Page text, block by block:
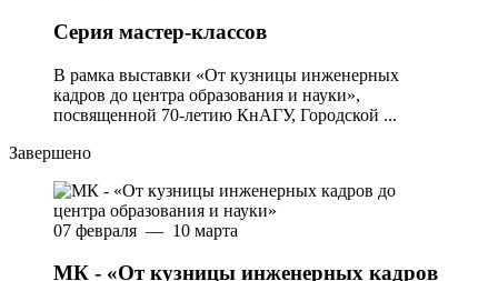
Серия мастер-классов
В рамка выставки «От кузницы инженерных
кадров до центра образования и науки»,
посвященной 70-летию КнАГУ, Городской ...
Завершено
07 февраля — 10 марта
МК - «От кузницы инженерных кадров